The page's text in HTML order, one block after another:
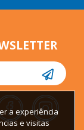
a experiência
e visitas